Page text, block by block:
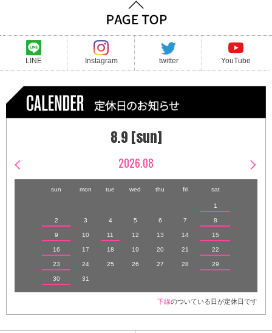
LINE Instagram twitter YouTube
8.9 [sun]
2026.08
sun mon tue wed thu fri sat
1
2 3 4 5 6 7 8
9 10 11 12 13 14 15
16 17 18 19 20 21 22
23 24 25 26 27 28 29
30 31
下線のついている日が定休日です